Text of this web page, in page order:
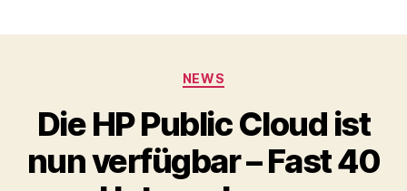
Categories
NEWS
Die HP Public Cloud ist
nun verfügbar – Fast 40